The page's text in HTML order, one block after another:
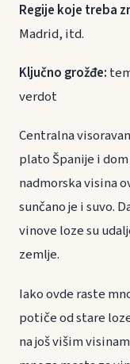
Regije koje treba
Madrid, itd.
Ključno grožđe:
verdot
Centralna
plato Španije i
nadmorska visina
sunčano je i suvo.
vinove loze su
zemlje.
Iako ovde raste
potiče od stare
na još višim